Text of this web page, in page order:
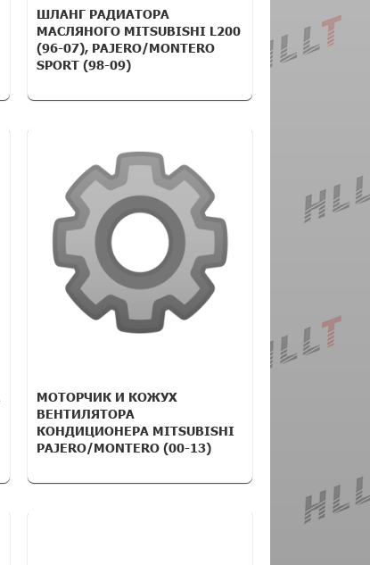
ШЛАНГ РАДИАТОРА
МАСЛЯНОГО MITSUBISHI L200
(96-07), PAJERO/MONTERO
SPORT (98-09)
МОТОРЧИК И КОЖУХ
ВЕНТИЛЯТОРА
КОНДИЦИОНЕРА MITSUBISHI
PAJERO/MONTERO (00-13)